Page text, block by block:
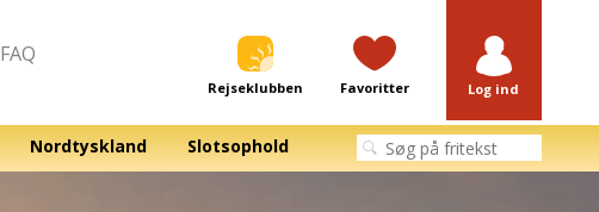
FAQ
Rejseklubben Favoritter Log ind
Nordtyskland
Slotsophold